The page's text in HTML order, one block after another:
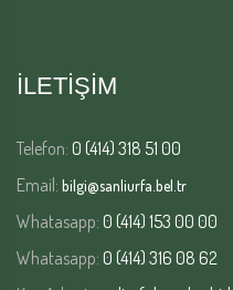
İLETİŞİM
Telefon: 0 (414) 318 51 00
Email: bilgi@sanliurfa.bel.tr
Whatasapp: 0 (414) 153 00 00
Whatasapp: 0 (414) 316 08 62